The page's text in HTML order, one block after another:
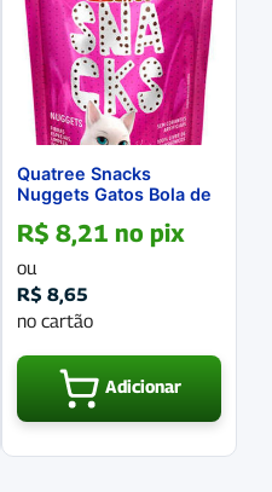
Quatree Snacks
Nuggets Gatos Bola de
R$ 8,21 no pix
ou
R$ 8,65
no cartão
Adicionar